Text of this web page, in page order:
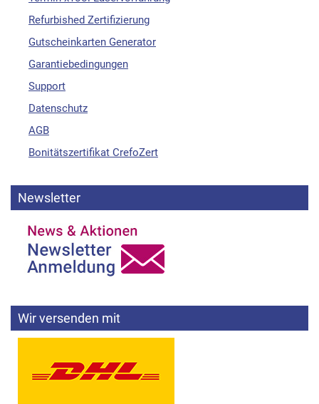
Refurbished Zertifizierung
Gutscheinkarten Generator
Garantiebedingungen
Support
Datenschutz
AGB
Bonitätszertifikat CrefoZert
Newsletter
Wir versenden mit